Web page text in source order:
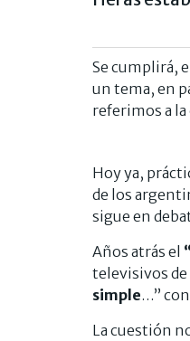
Se cumplirá,
un tema, en
referimos a
Hoy ya,
de los
sigue en
Años atrás el
televisivos
simple…”
La cuestión